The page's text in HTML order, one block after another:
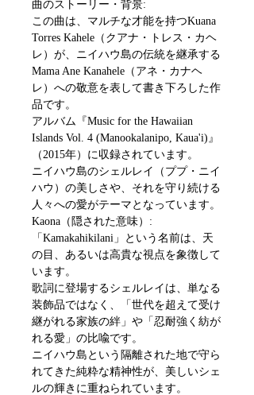
曲のストーリー・背景:
この曲は、マルチな才能を持つKuana
Torres Kahele（クアナ・トレス・カヘ
レ）が、ニイハウ島の伝統を継承する
Mama Ane Kanahele（アネ・カナヘ
レ）への敬意を表して書き下ろした作
品です。
アルバム『Music for the Hawaiian
Islands Vol. 4 (Manookalanipo, Kaua'i)』
（2015年）に収録されています。
ニイハウ島のシェルレイ（ププ・ニイ
ハウ）の美しさや、それを守り続ける
人々への愛がテーマとなっています。
Kaona（隠された意味）:
「Kamakahikilani」という名前は、天
の目、あるいは高貴な視点を象徴して
います。
歌詞に登場するシェルレイは、単なる
装飾品ではなく、「世代を超えて受け
継がれる家族の絆」や「忍耐強く紡が
れる愛」の比喩です。
ニイハウ島という隔離された地で守ら
れてきた純粋な精神性が、美しいシェ
ルの輝きに重ねられています。